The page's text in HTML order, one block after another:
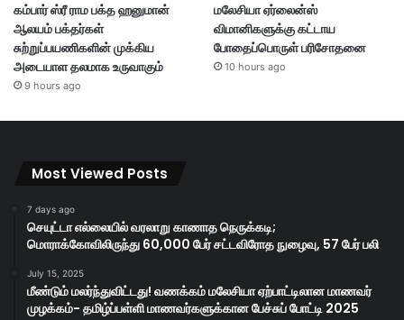
கம்பார் ஸ்ரீ ராம பக்த ஹனுமான்
ஆலயம் பக்தர்கள்
சுற்றுப்பயணிகளின் முக்கிய
அடையாள தலமாக உருவாகும்
9 hours ago
மலேசியா ஏர்லைன்ஸ்
விமானிகளுக்கு கட்டாய
போதைப்பொருள் பரிசோதனை
10 hours ago
Most Viewed Posts
7 days ago
செயுட்டா எல்லையில் வரலாறு காணாத நெருக்கடி;
மொராக்கோவிலிருந்து 60,000 பேர் சட்டவிரோத நுழைவு, 57 பேர் பலி
July 15, 2025
மீண்டும் மலர்ந்துவிட்டது! வணக்கம் மலேசியா ஏற்பாட்டிலான மாணவர்
முழக்கம்- தமிழ்ப்பள்ளி மாணவர்களுக்கான பேச்சுப் போட்டி 2025